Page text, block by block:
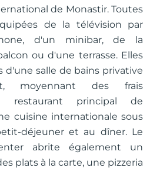
de Monastir. Toutes
de la télévision par
d'un minibar, de la
ou d'une terrasse. Elles
salle de bains privative
moyennant des frais
restaurant principal de
cuisine internationale sous
déjeuner et au dîner. Le
abrite également un
plats à la carte, une pizzeria